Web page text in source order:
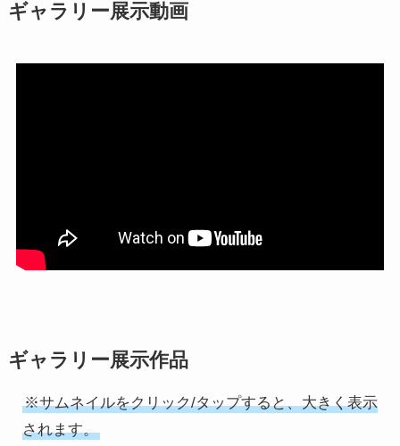
ギャラリー展示動画
ギャラリー展示作品
※サムネイルをクリック/タップすると、大きく表示
されます。